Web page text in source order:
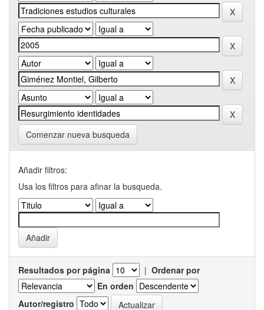
Comenzar nueva busqueda
Añadir filtros:
Usa los filtros para afinar la busqueda.
Resultados por página | Ordenar por
En orden
Autor/registro